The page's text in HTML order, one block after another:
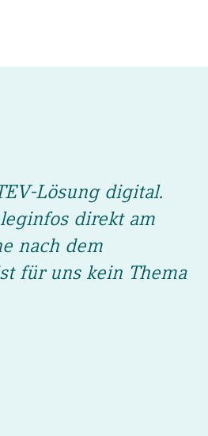
Lösung digital.
direkt am
nach dem
für uns kein Thema